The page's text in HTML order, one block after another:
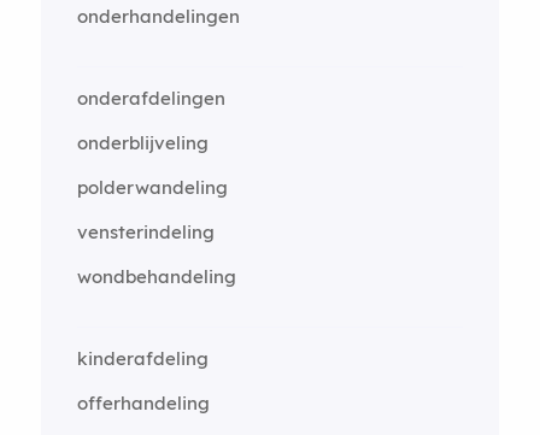
onderhandelingen
onderafdelingen
onderblijveling
polderwandeling
vensterindeling
wondbehandeling
kinderafdeling
offerhandeling